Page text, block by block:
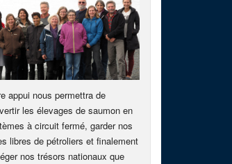
appui nous permettra de
les élevages de saumon en
à circuit fermé, garder nos
libres de pétroliers et finalement
nos trésors nationaux que